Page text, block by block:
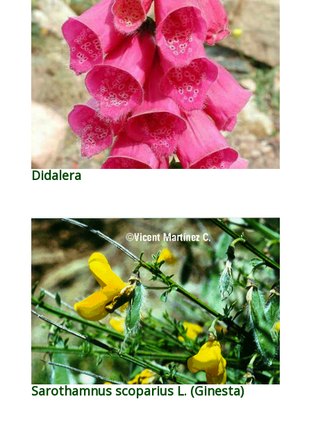
Didalera
Sarothamnus scoparius L. (Ginesta)